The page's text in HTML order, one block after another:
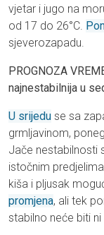
vjetar i jugo na
od 17 do 26°C.
sjeverozapadu.
PROGNOZA
najnestabilnija u
U srijedu se sa
grmljavinom,
Jače nestabilnosti
istočnim
kiša i pljusak
promjena, ali tek
stabilno neće biti ni